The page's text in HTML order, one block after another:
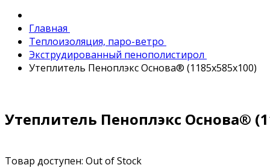
Главная
Теплоизоляция, паро-ветро
Экструдированный пенополистирол
Утеплитель Пеноплэкс Основа® (1185x585x100)
Утеплитель Пеноплэкс Основа®
Товар доступен: Out of Stock